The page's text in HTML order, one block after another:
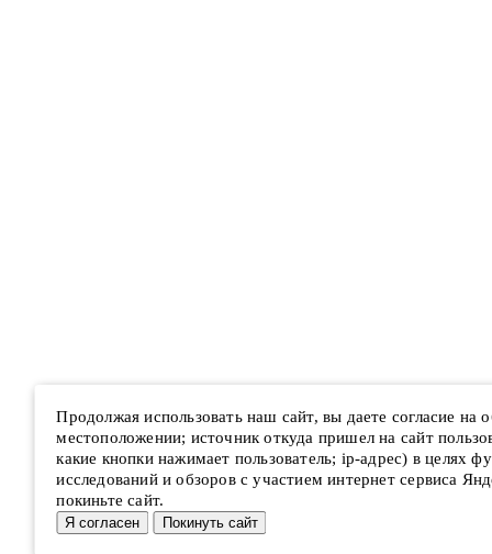
Продолжая использовать наш сайт, вы даете согласие на
местоположении; источник откуда пришел на сайт
какие кнопки нажимает пользователь; ip-адрес) в целях
исследований и обзоров с участием интернет сервиса
покиньте сайт.
Я согласен Покинуть сайт